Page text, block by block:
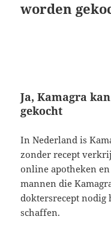
worden
Ja, Kamagra
gekocht
In Nederland is
zonder recept
online apotheken
mannen die
doktersrecept nodig
schaffen.